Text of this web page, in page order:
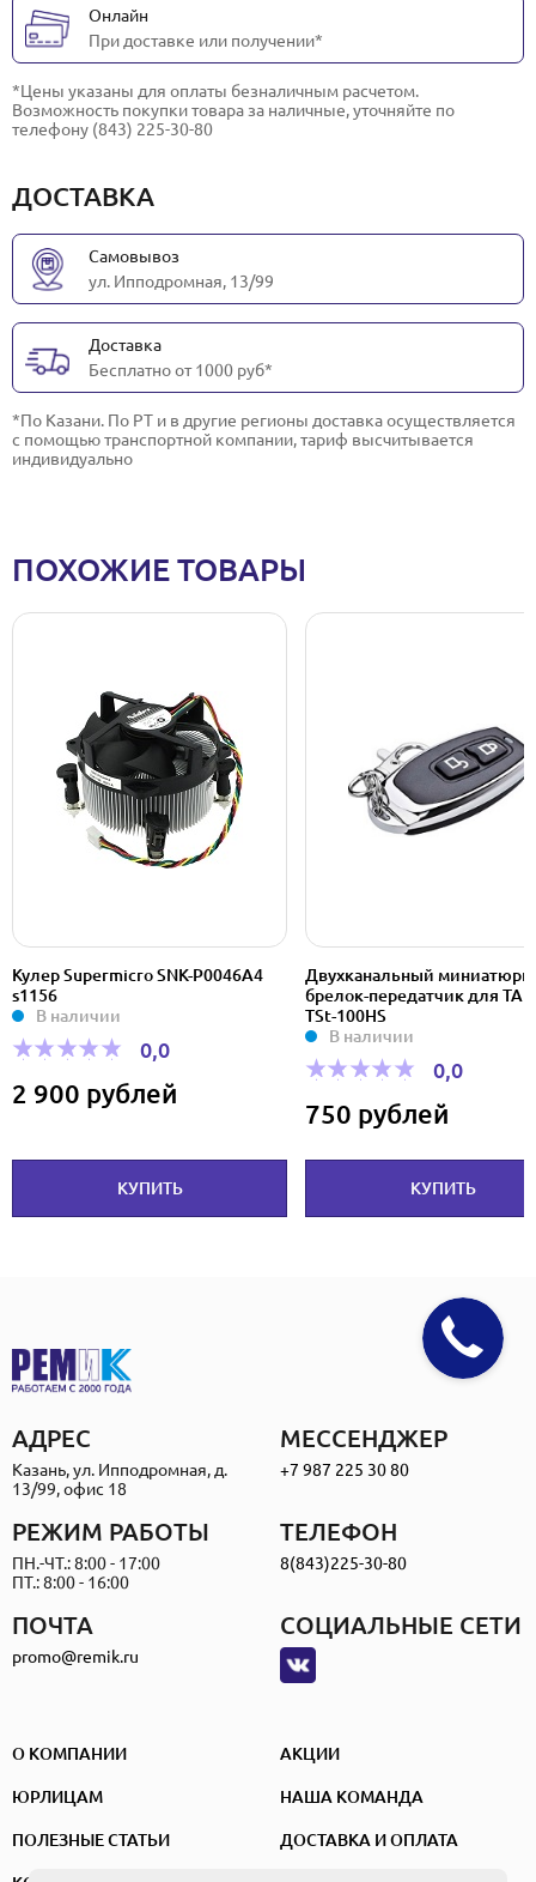
Онлайн
При доставке или получении*
*Цены указаны для оплаты безналичным расчетом.
Возможность покупки товара за наличные, уточняйте по
телефону (843) 225-30-80
ДОСТАВКА
Самовывоз
ул. Ипподромная, 13/99
Доставка
Бесплатно от 1000 руб*
*По Казани. По РТ и в другие регионы доставка осуществляется
с помощью транспортной компании, тариф высчитывается
индивидуально
ПОХОЖИЕ ТОВАРЫ
Кулер Supermicro SNK-P0046A4
s1156
В наличии
0,0
2 900 рублей
КУПИТЬ
Двухканальный
брелок-передатчик для
TSt-100HS
В наличии
0,0
750 рублей
КУПИТЬ
АДРЕС
Казань, ул. Ипподромная, д.
13/99, офис 18
МЕССЕНДЖЕР
+7 987 225 30 80
ПОЧТА
promo@remik.ru
РЕЖИМ РАБОТЫ
ПН.-ЧТ.: 8:00 - 17:00
ПТ.: 8:00 - 16:00
ТЕЛЕФОН
8(843)225-30-80
СОЦИАЛЬНЫЕ СЕТИ
О КОМПАНИИ АКЦИИ
ЮРЛИЦАМ НАША КОМАНДА
ПОЛЕЗНЫЕ СТАТЬИ ДОСТАВКА И ОПЛАТА